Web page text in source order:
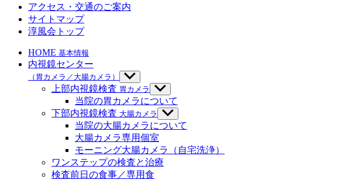
示
アクセス・交通のご案内
サイトマップ
淳風会トップ
HOME 基本情報
内視鏡センター
（胃カメラ／大腸カメラ）
サ
ブ
メ
ュ
ー
を
表
示
上部内視鏡検査 胃カメラ
サ
ブ
メ
ニ
ュ
ー
を
表
当院の胃カメラについて
下部内視鏡検査 大腸カメラ
サ
ブ
ニ
ュ
ー
当院の大腸カメラについて
大腸カメラ専用個室
モーニング大腸カメラ（自宅洗浄）
ワンステップの検査と治療
検査前日の食事／専用食